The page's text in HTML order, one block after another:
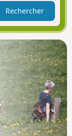
i
g
a
t
i
o
n
d
e
r
l
e
c
h
a
m
p
t
u
r
d
e
m
o
i
Rechercher